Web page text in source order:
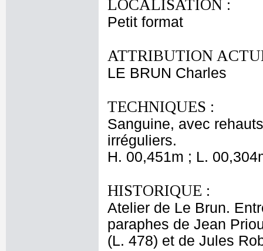
LOCALISATION :
Petit format
ATTRIBUTION
LE BRUN Charles
TECHNIQUES :
Sanguine, avec
irréguliers.
H. 00,451m ; L.
HISTORIQUE :
Atelier de Le Brun.
paraphes de Jean
(L. 478) et de Jules